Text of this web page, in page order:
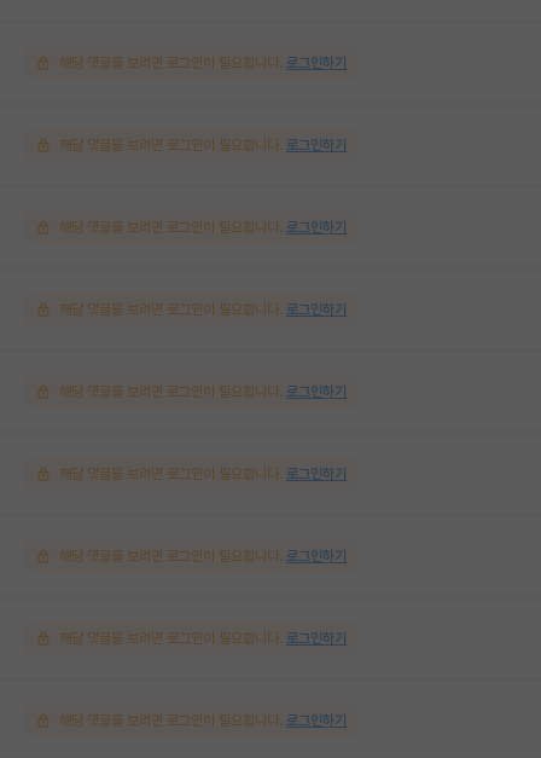
해당 댓글을 보려면 로그인이 필요합니다. 로그인하기
해당 댓글을 보려면 로그인이 필요합니다. 로그인하기
해당 댓글을 보려면 로그인이 필요합니다. 로그인하기
해당 댓글을 보려면 로그인이 필요합니다. 로그인하기
해당 댓글을 보려면 로그인이 필요합니다. 로그인하기
해당 댓글을 보려면 로그인이 필요합니다. 로그인하기
해당 댓글을 보려면 로그인이 필요합니다. 로그인하기
해당 댓글을 보려면 로그인이 필요합니다. 로그인하기
해당 댓글을 보려면 로그인이 필요합니다. 로그인하기